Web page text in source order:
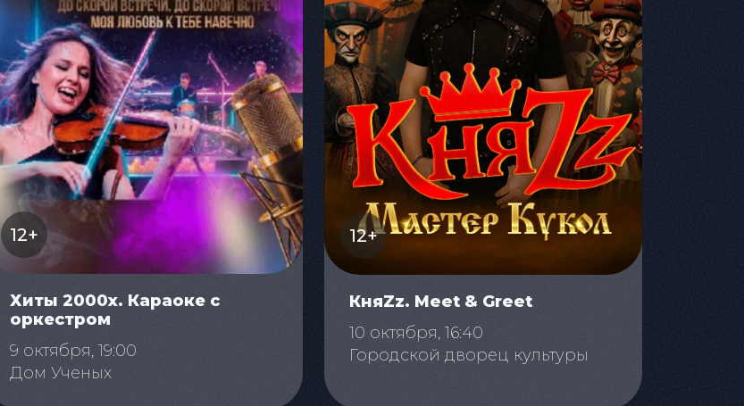
12+
Хиты 2000х. Караоке с
оркестром
9 октября, 19:00
Дом Ученых
12+
КняZz. Meet & Greet
10 октября, 16:40
Городской дворец культуры